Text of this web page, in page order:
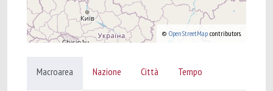
© OpenStreetMap contributors.
Macroarea Nazione Città Tempo